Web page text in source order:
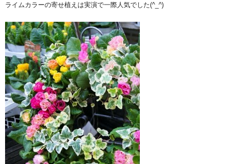
ライムカラーの寄せ植えは実演で一際人気でした(^_^)